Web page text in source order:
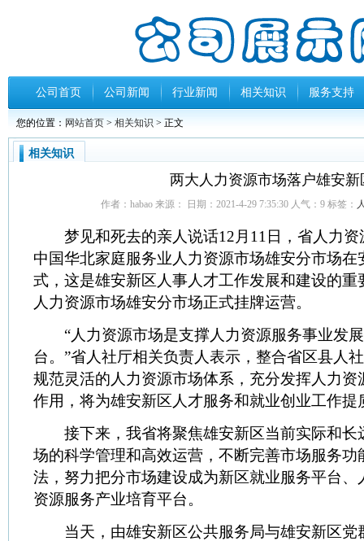
公司首页 公司新闻 行业新闻 相关知识 服务支持
您的位置： 网站首页 > 相关知识 > 正文
相关知识
两大人力资源市场落户雄安新
作者：habao 来源： 日期：2021-4-29 7:35:30 人气： 9标签：
梦见和死去的亲人说话12月11日，省人力资
中国华北家庭服务业人力资源市场雄安分市场在
式，这是雄安新区人事人才工作发展和建设的重
人力资源市场雄安分市场正式挂牌运营。
“人力资源市场是支撑人力资源服务事业发
台。”省人社厅相关负责人表示，整合省区县人
规范灵活的人力资源市场体系，充分发挥人力资
作用，将为雄安新区人才服务和就业创业工作提
接下来，我省将聚焦雄安新区当前实际和长
场的科学管理和高效运营，不断完善市场服务功
法，努力把分市场建设成为新区就业服务平台、
资源服务产业培育平台。
当天，由雄安新区公共服务局与雄安新区党